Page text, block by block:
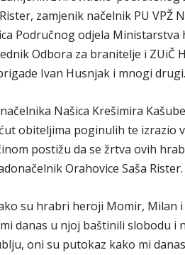
zamjenik načelnik PU VPŽ
Područnog odjela
Odbora za branitelje i ZUiČ
Ivan Husnjak i mnogi drugi.
Našica Krešimira
obiteljima poginulih te izrazio
postižu da se žrtva ovih
Orahovice Saša Rister.
su hrabri heroji Momir, Milan
danas u njoj baštinili slobodu i
oni su putokaz kako mi